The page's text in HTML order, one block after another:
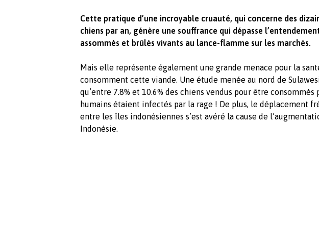
Cette pratique d’une incroyable cruauté, qui concerne des
chiens par an, génère une souffrance qui dépasse
assommés et brûlés vivants au lance-flamme sur les marchés.
Mais elle représente également une grande menace pour la
consomment cette viande. Une étude menée au nord de
qu’entre 7.8% et 10.6% des chiens vendus pour être consommés
humains étaient infectés par la rage ! De plus, le déplacement
entre les îles indonésiennes s’est avéré la cause de
Indonésie.